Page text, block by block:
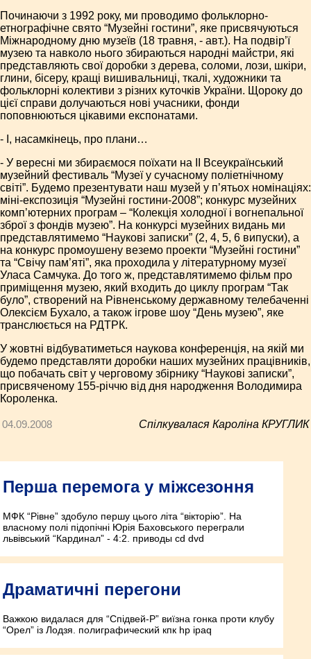
Починаючи з 1992 року, ми проводимо фольклорно-
етнографічне свято “Музейні гостини”, яке присвячуються
Міжнародному дню музеїв (18 травня, - авт.). На подвір’ї
музею та навколо нього збираються народні майстри, які
представляють свої доробки з дерева, соломи, лози, шкіри,
глини, бісеру, кращі вишивальниці, ткалі, художники та
фольклорні колективи з різних куточків України. Щороку до
цієї справи долучаються нові учасники, фонди
поповнюються цікавими експонатами.
- І, насамкінець, про плани…
- У вересні ми збираємося поїхати на ІІ Всеукраїнський
музейний фестиваль “Музеї у сучасному поліетнічному
світі”. Будемо презентувати наш музей у п’ятьох номінаціях:
міні-експозиція “Музейні гостини-2008”; конкурс музейних
комп’ютерних програм – “Колекція холодної і вогнепальної
зброї з фондів музею”. На конкурсі музейних видань ми
представлятимемо “Наукові записки” (2, 4, 5, 6 випуски), а
на конкурс промоушену веземо проекти “Музейні гостини”
та “Свічу пам’яті”, яка проходила у літературному музеї
Уласа Самчука. До того ж, представлятимемо фільм про
приміщення музею, який входить до циклу програм “Так
було”, створений на Рівненському державному телебаченні
Олексієм Бухало, а також ігрове шоу “День музею”, яке
транслюється на РДТРК.
У жовтні відбуватиметься наукова конференція, на якій ми
будемо представляти доробки наших музейних працівників,
що побачать світ у черговому збірнику “Наукові записки”,
присвяченому 155-річчю від дня народження Володимира
Короленка.
04.09.2008 Спілкувалася Кароліна КРУГЛИК
Перша перемога у міжсезоння
МФК “Рівне” здобуло першу цього літа “вікторію”. На
власному полі підопічні Юрія Баховського переграли
львівський “Кардинал” - 4:2. приводы cd dvd
Драматичні перегони
Важкою видалася для “Спідвей-Р” виїзна гонка проти клубу
“Орел” із Лодзя. полиграфический кпк hp ipaq